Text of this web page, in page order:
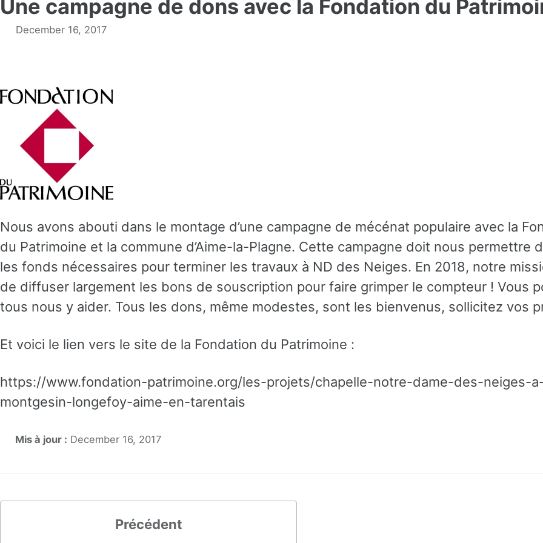
Une campagne de dons avec la Fondation du
December 16, 2017
Nous avons abouti dans le montage d’une campagne de mécénat populaire avec la
du Patrimoine et la commune d’Aime-la-Plagne. Cette campagne doit nous permettre
les fonds nécessaires pour terminer les travaux à ND des Neiges. En 2018, notre
de diffuser largement les bons de souscription pour faire grimper le compteur ! Vous
tous nous y aider. Tous les dons, même modestes, sont les bienvenus, sollicitez vos
Et voici le lien vers le site de la Fondation du Patrimoine :
https://www.fondation-patrimoine.org/les-projets/chapelle-notre-dame-des-neiges-
montgesin-longefoy-aime-en-tarentais
Mis à jour : December 16, 2017
Précédent